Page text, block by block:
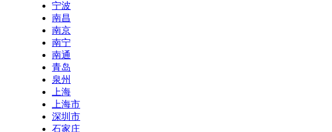
宁波
南昌
南京
南宁
南通
青岛
泉州
上海
上海市
深圳市
石家庄